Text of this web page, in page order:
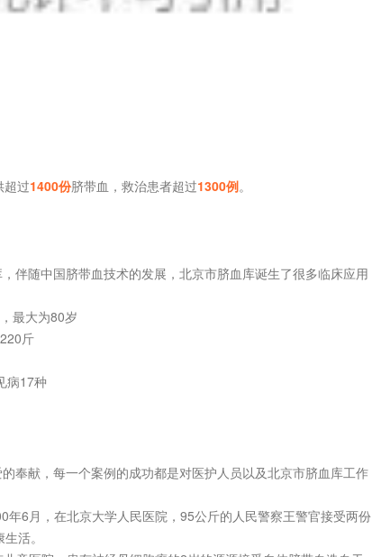
超过1400份脐带血，救治患者超过1300例。
伴随中国脐带血技术的发展，北京市脐血库诞生了很多临床应用
最大为80岁
斤
病17种
奉献，每一个案例的成功都是对医护人员以及北京市脐血库工作
年6月，在北京大学人民医院，95公斤的人民警察王警官接受两份
活。